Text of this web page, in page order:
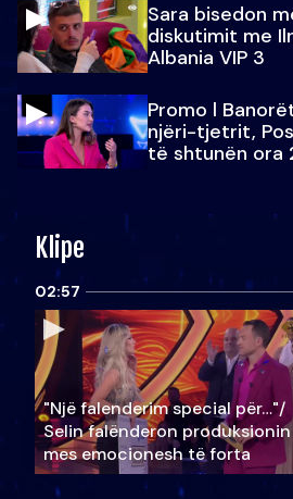
Sara bisedon
diskutimit me
Albania VIP 3
Promo l
njëri-tjetrit,
të shtunën ora
Klipe
02:57
"Një falenderim special për…"/
Selin falënderon produksionin
mes emocionesh të forta